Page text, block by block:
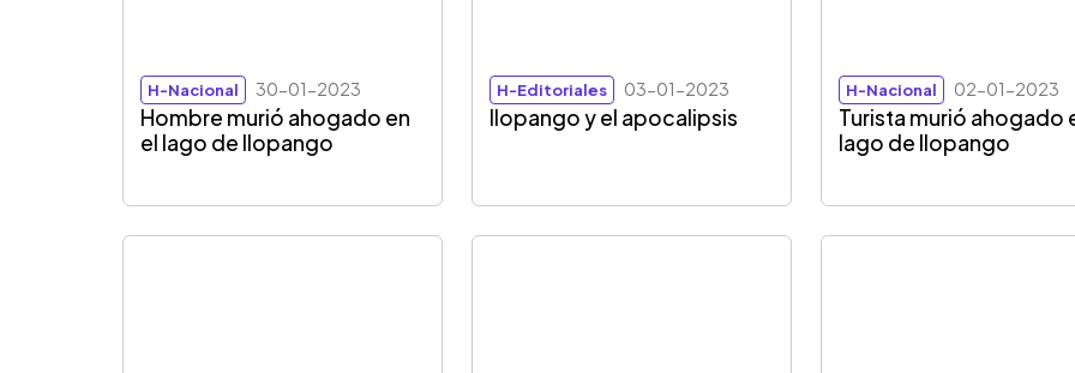
H-Nacional 30-01-2023
Hombre murió ahogado en
el lago de Ilopango
H-Editoriales 03-01-2023
Ilopango y el apocalipsis
H-Nacional 02-01-2023
Turista murió ahogado
lago de Ilopango